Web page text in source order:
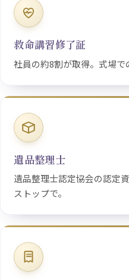
救命講習修了証
社員の約8割が取得。式場で
遺品整理士
遺品整理士認定協会の認定
ストップで。